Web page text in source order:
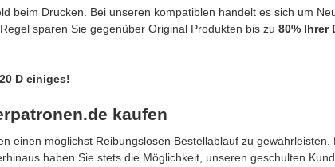
beim Drucken. Bei unseren kompatiblen handelt es sich um
sparen Sie gegenüber Original Produkten bis zu 80% Ihrer
D einiges!
kaufen
einen möglichst Reibungslosen Bestellablauf zu gewährleisten.
haben Sie stets die Möglichkeit, unseren geschulten